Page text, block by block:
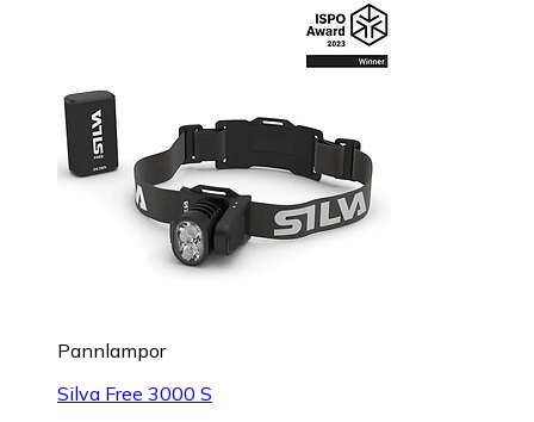
Pannlampor
Silva Free 3000 S